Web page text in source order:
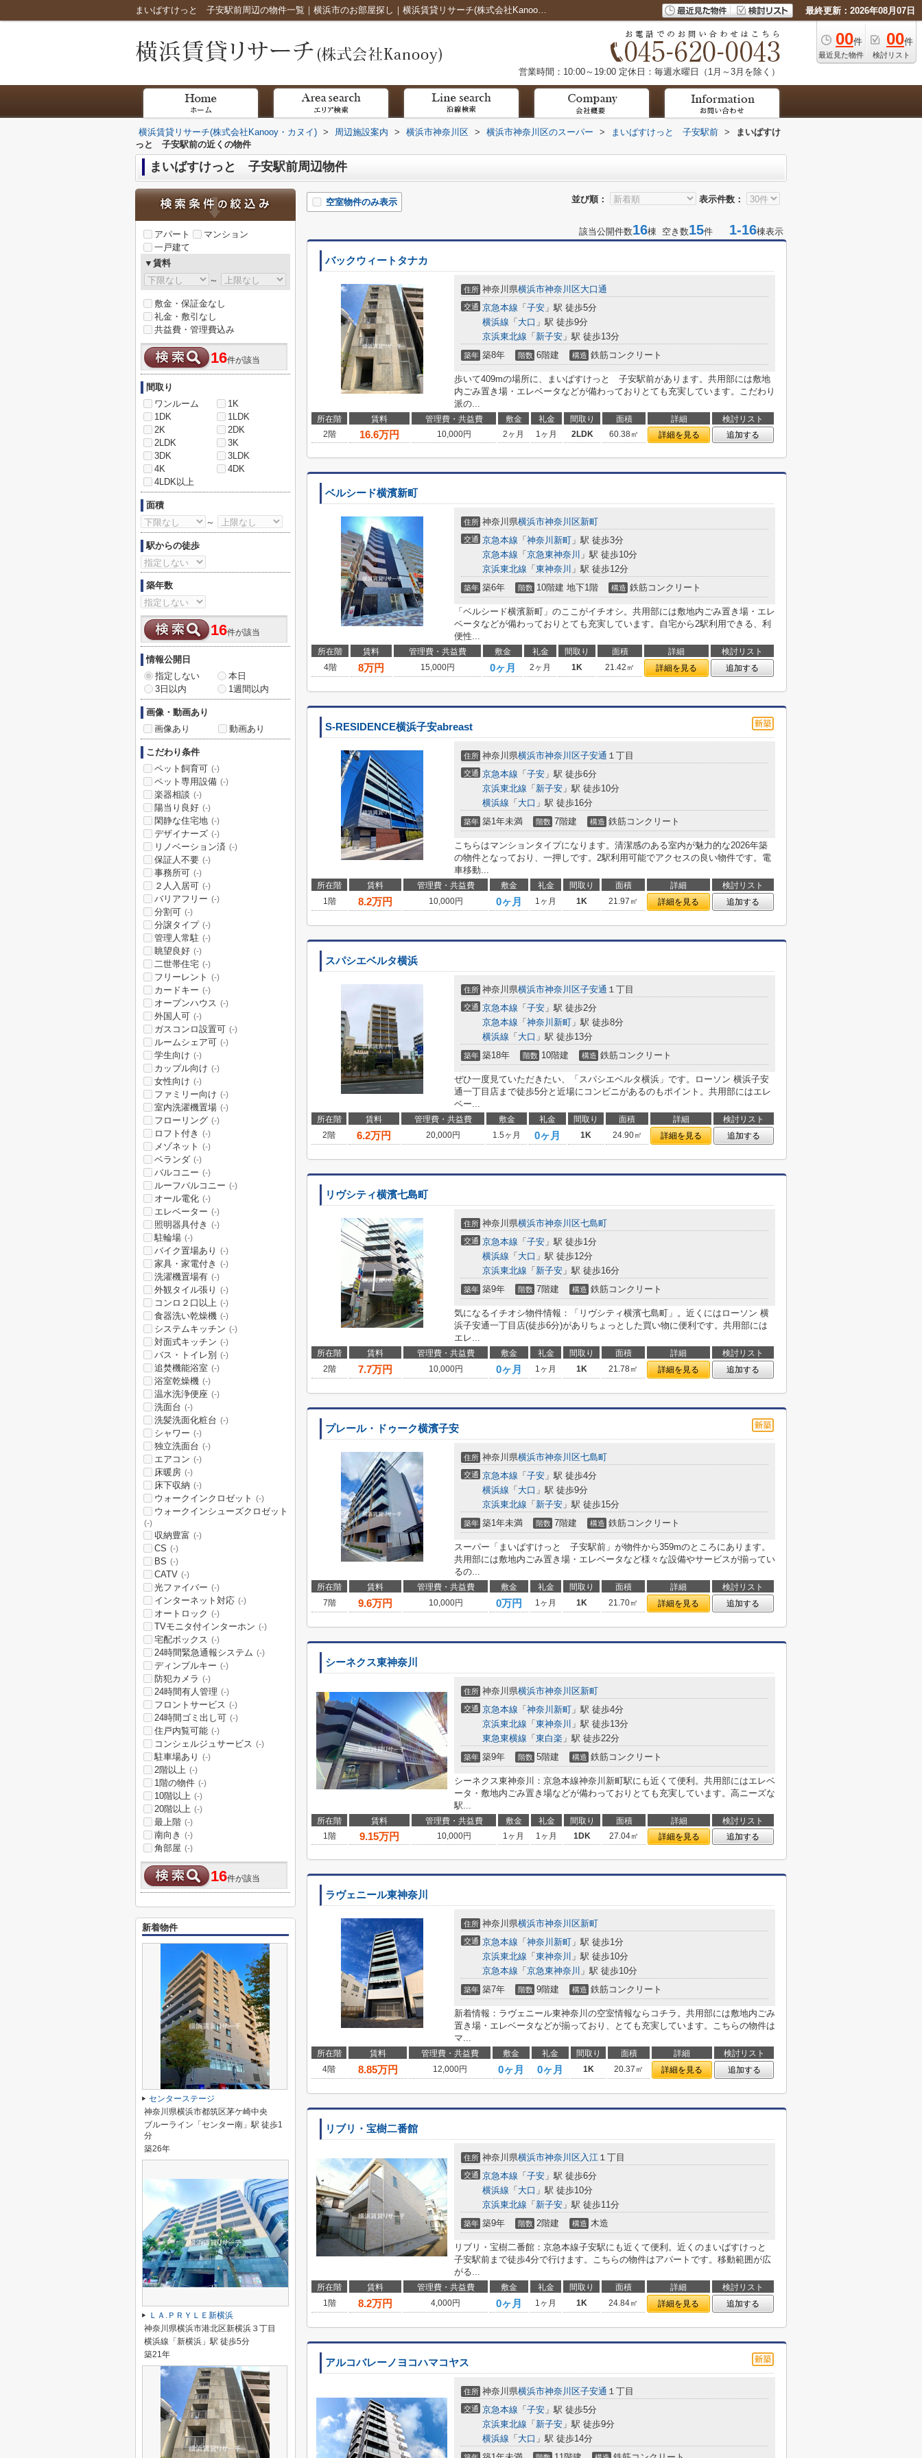
まいばすけっと 子安駅前周辺の物件一覧｜横浜市のお部屋探し｜横浜賃貸リサーチ(株式会社Kanooy・カヌイ) 最終更新：2026年08月07日
00件
最近見た物件
00件
検討リスト
営業時間：10:00～19:00 定休日：毎週水曜日（1月～3月を除く）
横浜賃貸リサーチ(株式会社Kanooy・カヌイ) > 周辺施設案内 > 横浜市神奈川区 > 横浜市神奈川区のスーパー > まいばすけっと 子安駅前 >
まいばすけ
っと 子安駅前の近くの物件
まいばすけっと 子安駅前周辺物件
並び順： 表示件数：
空室物件のみ表示
該当公開件数16棟 空き数15件 1-16棟表示
バックウィートタナカ
住所 神奈川県横浜市神奈川区大口通
交通 京急本線 「 子安 」駅 徒歩5分
横浜線 「 大口 」駅 徒歩9分
京浜東北線 「 新子安 」駅 徒歩13分
築年 築8年 階数 6階建 構造 鉄筋コンクリート
歩いて409mの場所に、まいばすけっと 子安駅前があります。共用部には敷地
内ごみ置き場・エレベータなどが備わっておりとても充実しています。こだわり
派の...
所在階 賃料 管理費・共益費 敷金 礼金 間取り 面積 詳細
検討リスト
2階
16.6万円 10,000円 2ヶ月 1ヶ月 2LDK 60.38㎡ 詳細を見る 追加する
ベルシード横濱新町
住所 神奈川県横浜市神奈川区新町
交通 京急本線 「 神奈川新町 」駅 徒歩3分
京急本線 「 京急東神奈川 」駅 徒歩10分
京浜東北線 「 東神奈川 」駅 徒歩12分
築年 築6年 階数 10階建 地下1階 構造 鉄筋コンクリート
「ベルシード横濱新町」のここがイチオシ。共用部には敷地内ごみ置き場・エレ
ベータなどが備わっておりとても充実しています。自宅から2駅利用できる、利
便性...
所在階 賃料 管理費・共益費 敷金 礼金 間取り 面積 詳細
検討リスト
4階
8万円 15,000円 0ヶ月 2ヶ月 1K 21.42㎡ 詳細を見る 追加する
S-RESIDENCE横浜子安abreast
住所 神奈川県横浜市神奈川区子安通 １丁目
交通 京急本線 「 子安 」駅 徒歩6分
京浜東北線 「 新子安 」駅 徒歩10分
横浜線 「 大口 」駅 徒歩16分
築年 築1年未満 階数 7階建 構造 鉄筋コンクリート
こちらはマンションタイプになります。清潔感のある室内が魅力的な2026年築
の物件となっており、一押しです。2駅利用可能でアクセスの良い物件です。電
車移動...
所在階 賃料 管理費・共益費 敷金 礼金 間取り 面積 詳細
検討リスト
1階
8.2万円 10,000円 0ヶ月 1ヶ月 1K 21.97㎡ 詳細を見る 追加する
スパシエベルタ横浜
住所 神奈川県横浜市神奈川区子安通 １丁目
交通 京急本線 「 子安 」駅 徒歩2分
京急本線 「 神奈川新町 」駅 徒歩8分
横浜線 「 大口 」駅 徒歩13分
築年 築18年 階数 10階建 構造 鉄筋コンクリート
ぜひ一度見ていただきたい、「スパシエベルタ横浜」です。ローソン 横浜子安
通一丁目店まで徒歩5分と近場にコンビニがあるのもポイント。共用部にはエレ
ベー...
所在階 賃料 管理費・共益費 敷金 礼金 間取り 面積 詳細
検討リスト
2階
6.2万円 20,000円 1.5ヶ月 0ヶ月 1K 24.90㎡ 詳細を見る 追加する
リヴシティ横濱七島町
住所 神奈川県横浜市神奈川区七島町
交通 京急本線 「 子安 」駅 徒歩1分
横浜線 「 大口 」駅 徒歩12分
京浜東北線 「 新子安 」駅 徒歩16分
築年 築9年 階数 7階建 構造 鉄筋コンクリート
気になるイチオシ物件情報：「リヴシティ横濱七島町」。近くにはローソン 横
浜子安通一丁目店(徒歩6分)がありちょっとした買い物に便利です。共用部には
エレ...
所在階 賃料 管理費・共益費 敷金 礼金 間取り 面積 詳細
検討リスト
2階
7.7万円 10,000円 0ヶ月 1ヶ月 1K 21.78㎡ 詳細を見る 追加する
プレール・ドゥーク横濱子安
住所 神奈川県横浜市神奈川区七島町
交通 京急本線 「 子安 」駅 徒歩4分
横浜線 「 大口 」駅 徒歩9分
京浜東北線 「 新子安 」駅 徒歩15分
築年 築1年未満 階数 7階建 構造 鉄筋コンクリート
スーパー「まいばすけっと 子安駅前」が物件から359mのところにあります。
共用部には敷地内ごみ置き場・エレベータなど様々な設備やサービスが揃ってい
るの...
所在階 賃料 管理費・共益費 敷金 礼金 間取り 面積 詳細
検討リスト
7階
9.6万円 10,000円 0万円 1ヶ月 1K 21.70㎡ 詳細を見る 追加する
シーネクス東神奈川
住所 神奈川県横浜市神奈川区新町
交通 京急本線 「 神奈川新町 」駅 徒歩4分
京浜東北線 「 東神奈川 」駅 徒歩13分
東急東横線 「 東白楽 」駅 徒歩22分
築年 築9年 階数 5階建 構造 鉄筋コンクリート
シーネクス東神奈川：京急本線神奈川新町駅にも近くて便利。共用部にはエレベ
ータ・敷地内ごみ置き場などが備わっておりとても充実しています。高ニーズな
駅...
所在階 賃料 管理費・共益費 敷金 礼金 間取り 面積 詳細
検討リスト
1階
9.15万円 10,000円 1ヶ月 1ヶ月 1DK 27.04㎡ 詳細を見る 追加する
ラヴェニール東神奈川
住所 神奈川県横浜市神奈川区新町
交通 京急本線 「 神奈川新町 」駅 徒歩1分
京浜東北線 「 東神奈川 」駅 徒歩10分
京急本線 「 京急東神奈川 」駅 徒歩10分
築年 築7年 階数 9階建 構造 鉄筋コンクリート
新着情報：ラヴェニール東神奈川の空室情報ならコチラ。共用部には敷地内ごみ
置き場・エレベータなどが揃っており、とても充実しています。こちらの物件は
マ...
所在階 賃料 管理費・共益費 敷金 礼金 間取り 面積 詳細
検討リスト
4階
8.85万円 12,000円 0ヶ月 0ヶ月 1K 20.37㎡ 詳細を見る 追加する
リブリ・宝樹二番館
住所 神奈川県横浜市神奈川区入江 １丁目
交通 京急本線 「 子安 」駅 徒歩6分
横浜線 「 大口 」駅 徒歩10分
京浜東北線 「 新子安 」駅 徒歩11分
築年 築9年 階数 2階建 構造 木造
リブリ・宝樹二番館：京急本線子安駅にも近くて便利。近くのまいばすけっと
子安駅前まで徒歩4分で行けます。こちらの物件はアパートです。移動範囲が広
がる...
所在階 賃料 管理費・共益費 敷金 礼金 間取り 面積 詳細
検討リスト
1階
8.2万円 4,000円 0ヶ月 1ヶ月 1K 24.84㎡ 詳細を見る 追加する
アルコバレーノヨコハマコヤス
住所 神奈川県横浜市神奈川区子安通 １丁目
交通 京急本線 「 子安 」駅 徒歩5分
京浜東北線 「 新子安 」駅 徒歩9分
横浜線 「 大口 」駅 徒歩14分
アパート
マンション
一戸建て
▼賃料
～
敷金・保証金なし
礼金・敷引なし
共益費・管理費込み
16件が該当
間取り
ワンルーム
1K
1DK
1LDK
2K
2DK
2LDK
3K
3DK
3LDK
4K
4DK
4LDK以上
面積
～
駅からの徒歩
築年数
16件が該当
情報公開日
指定しない
本日
3日以内
1週間以内
画像・動画あり
画像あり
動画あり
こだわり条件
ペット飼育可 (-)
ペット専用設備 (-)
楽器相談 (-)
陽当り良好 (-)
閑静な住宅地 (-)
デザイナーズ (-)
リノベーション済 (-)
保証人不要 (-)
事務所可 (-)
２人入居可 (-)
バリアフリー (-)
分割可 (-)
分譲タイプ (-)
管理人常駐 (-)
眺望良好 (-)
二世帯住宅 (-)
フリーレント (-)
カードキー (-)
オープンハウス (-)
外国人可 (-)
ガスコンロ設置可 (-)
ルームシェア可 (-)
学生向け (-)
カップル向け (-)
女性向け (-)
ファミリー向け (-)
室内洗濯機置場 (-)
フローリング (-)
ロフト付き (-)
メゾネット (-)
ベランダ (-)
バルコニー (-)
ルーフバルコニー (-)
オール電化 (-)
エレベーター (-)
照明器具付き (-)
駐輪場 (-)
バイク置場あり (-)
家具・家電付き (-)
洗濯機置場有 (-)
外観タイル張り (-)
コンロ２口以上 (-)
食器洗い乾燥機 (-)
システムキッチン (-)
対面式キッチン (-)
バス・トイレ別 (-)
追焚機能浴室 (-)
浴室乾燥機 (-)
温水洗浄便座 (-)
洗面台 (-)
洗髪洗面化粧台 (-)
シャワー (-)
独立洗面台 (-)
エアコン (-)
床暖房 (-)
床下収納 (-)
ウォークインクロゼット (-)
ウォークインシューズクロゼット
(-)
収納豊富 (-)
CS (-)
BS (-)
CATV (-)
光ファイバー (-)
インターネット対応 (-)
オートロック (-)
TVモニタ付インターホン (-)
宅配ボックス (-)
24時間緊急通報システム (-)
ディンプルキー (-)
防犯カメラ (-)
24時間有人管理 (-)
フロントサービス (-)
24時間ゴミ出し可 (-)
住戸内覧可能 (-)
コンシェルジュサービス (-)
駐車場あり (-)
2階以上 (-)
1階の物件 (-)
10階以上 (-)
20階以上 (-)
最上階 (-)
南向き (-)
角部屋 (-)
16件が該当
新着物件
センターステージ
神奈川県横浜市都筑区茅ケ崎中央
ブルーライン「センター南」駅 徒歩1
分
築26年
ＬＡ.ＰＲＹＬＥ新横浜
神奈川県横浜市港北区新横浜３丁目
横浜線「新横浜」駅 徒歩5分
築21年